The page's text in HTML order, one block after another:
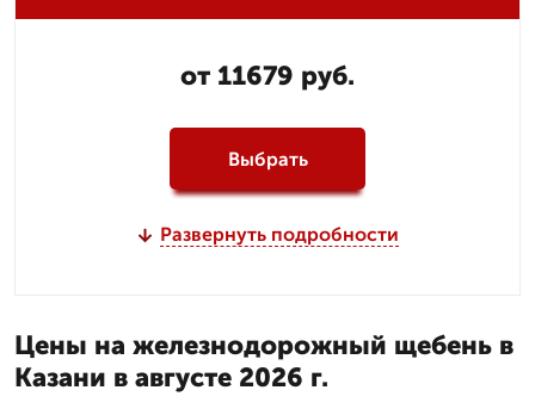
от 11679 руб.
Выбрать
Развернуть подробности
Цены на железнодорожный щебень в
Казани в августе 2026 г.